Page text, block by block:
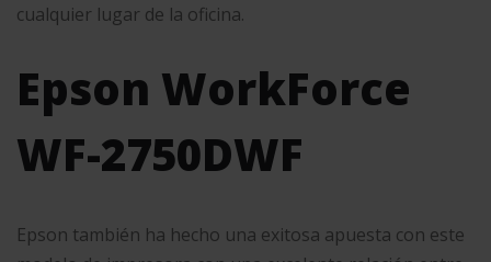
cualquier lugar de la oficina.
Epson WorkForce
WF-2750DWF
Epson también ha hecho una exitosa apuesta con este